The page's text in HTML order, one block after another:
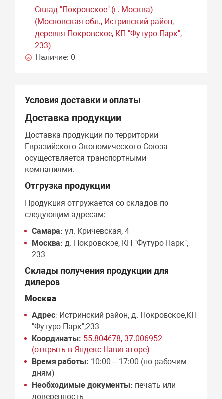
Склад "Покровское" (г. Москва)
(Московская обл., Истринский район,
деревня Покровское, КП "Футуро Парк",
233)
Наличие: 0
Условия доставки и оплаты
Доставка продукции
Доставка продукции по территории
Евразийского Экономического Союза
осуществляется транспортными
компаниями.
Отгрузка продукции
Продукция отгружается со складов по
следующим адресам:
Самара: ул. Кричевская, 4
Москва: д. Покровское, КП "Футуро Парк",
233
Склады получения продукции для
дилеров
Москва
Адрес: Истринский район, д. Покровское,КП
"Футуро Парк",233
Координаты: 55.804678, 37.006952
(открыть в Яндекс Навигаторе)
Время работы: 10:00 – 17:00 (по рабочим
дням)
Необходимые документы: печать или
доверенность